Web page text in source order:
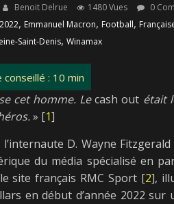
Benoit Delrue 1480 Vues 0
, Emmanuel Macron, Football,
Saint-Denis, Winamax
cet homme. Lecash out était
» [1]
D. Wayne
du média spécialisé en
site français RMC Sport [2],
en début d’année 2022